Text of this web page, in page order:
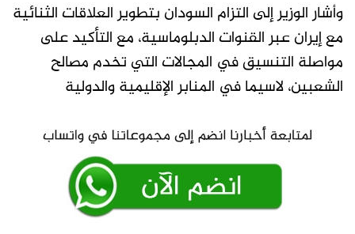
وأشار الوزير إلى التزام السودان بتطوير العلاقات الثنائية
مع إيران عبر القنوات الدبلوماسية، مع التأكيد على
مواصلة التنسيق في المجالات التي تخدم مصالح
الشعبين، لاسيما في المنابر الإقليمية والدولية